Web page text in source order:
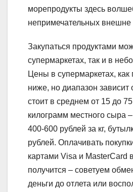
морепродукты здесь
непримечательных внешне
Закупаться продуктами
супермаркетах, так и в
Цены в супермаркетах, как
ниже, но диапазон зависит
стоит в среднем от 15 до
килограмм местного сыра
400-600 рублей за кг,
рублей. Оплачивать
картами Visa и MasterCard
получится – советуем
деньги до отлета или